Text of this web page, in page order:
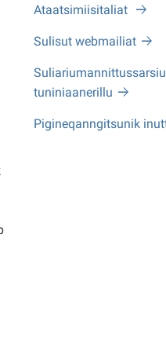
Ataatsimiisitaliat
Sulisut webmailiat
tuniniaanerillu
Pigineqanngitsunik